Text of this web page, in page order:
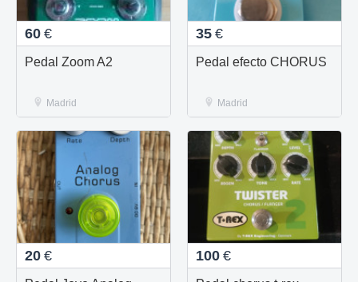
60 €
Pedal Zoom A2
Madrid
35 €
Pedal efecto CHORUS
Madrid
20 € 100 €